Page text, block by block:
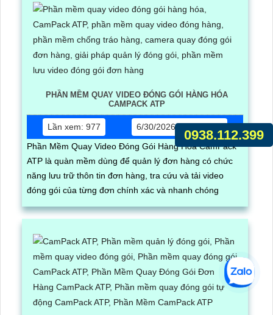
PHẦN MỀM QUAY VIDEO ĐÓNG GÓI HÀNG HÓA
CAMPACK ATP
Lần xem: 977
6/30/2026 5:17:03 PM
Phần Mềm Quay Video Đóng Gói Hàng Hóa CamPack
ATP là quàn mềm dùng để quản lý đơn hàng có chức
năng lưu trữ thôn tin đơn hàng, tra cứu và tải video
đóng gói của từng đơn chính xác và nhanh chóng
0938.112.399